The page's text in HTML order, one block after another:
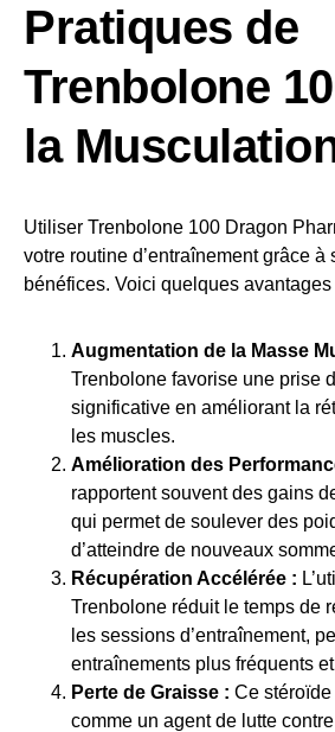
Pratiques de
Trenbolone
la
Utiliser Trenbolone 100 Dragon
votre routine d’entraînement grâce à
bénéfices. Voici quelques avantages
Augmentation de la Masse
Trenbolone favorise une prise
significative en améliorant la
les muscles.
Amélioration des
rapportent souvent des gains
qui permet de soulever des
d’atteindre de nouveaux
Récupération Accélérée :
Trenbolone réduit le temps de
les sessions d’entraînement,
entraînements plus fréquents
Perte de Graisse : Ce
comme un agent de lutte